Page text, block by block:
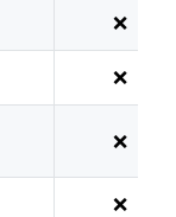
❌
❌
❌
❌